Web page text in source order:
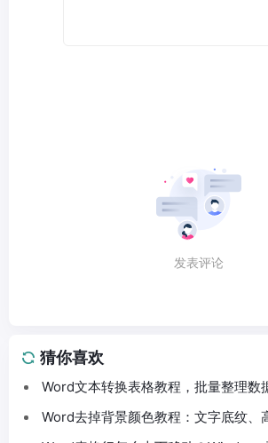
发表评论
猜你喜欢
Word文本转换表格教程，批量整理数
Word去掉背景颜色教程：文字底纹、
样处理